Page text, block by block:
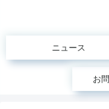
ニュース
お